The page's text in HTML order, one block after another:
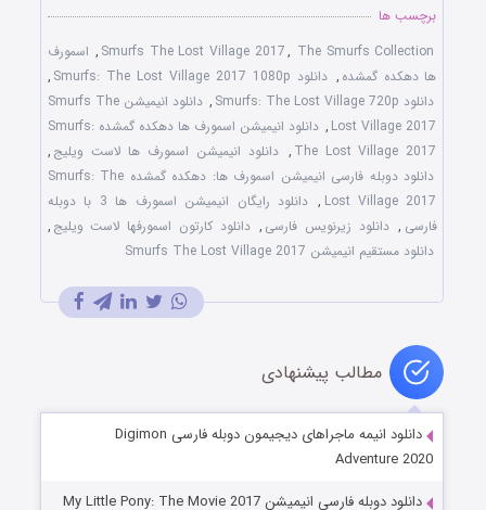
برچسب ها
Smurfs The Lost Village 2017, The Smurfs Collection
, اسمورف
ها دهکده گمشده , دانلود Smurfs: The Lost Village 2017 1080p
,
دانلود Smurfs: The Lost Village 720p
,
دانلود انیمیشن Smurfs The
Lost Village 2017
,
دانلود انیمیشن اسمورف ها دهکده گمشده Smurfs:
The Lost Village 2017
, دانلود انیمیشن اسمورف ها لاست ویلیج ,
دانلود دوبله فارسی انیمیشن اسمورف ها: دهکده گمشده Smurfs: The
Lost Village 2017
,
دانلود رایگان انیمیشن اسمورف ها 3 با دوبله
فارسی , دانلود زیرنویس فارسی , دانلود کارتون اسمورفها لاست ویلیج ,
دانلود مستقیم انیمیشن Smurfs The Lost Village 2017
مطالب پیشنهادی
دانلود انیمه ماجراهای دیجیمون دوبله فارسی Digimon
Adventure 2020
دانلود دوبله فارسی انیمیشن My Little Pony: The Movie 2017